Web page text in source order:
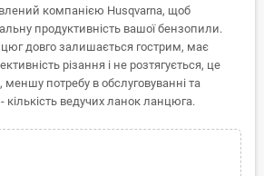
компанією Husqvarna, щоб
продуктивність вашої бензопили.
довго залишається гострим, має
різання і не розтягується, це
меншу потребу в обслуговуванні та
ведучих ланок ланцюга.